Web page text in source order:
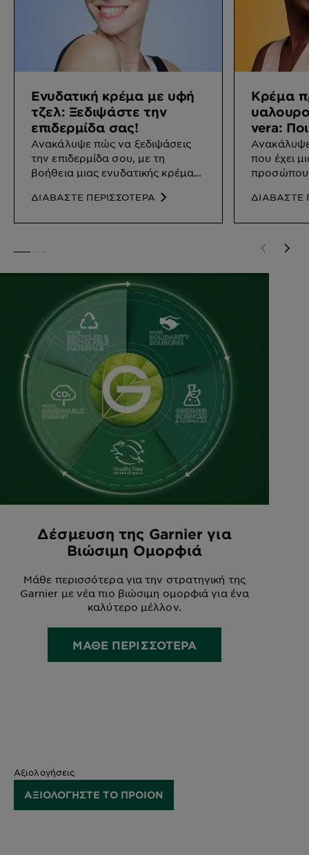
Ενυδατική κρέμα με υφή
τζελ: Ξεδιψάστε την
επιδερμίδα σας!
Ανακάλυψε πώς να ξεδιψάσεις
την επιδερμίδα σου, με τη
βοήθεια μιας ενυδατικής κρέμας
ΔΙΑΒΑΣΤΕ ΠΕΡΙΣΣΟΤΕΡΑ
Κρέμα
vera:
που έχει
προσώπου
ΔΙΑΒΑΣΤΕ
Δέσμευση της Garnier για
Βιώσιμη Ομορφιά
Μάθε περισσότερα για την στρατηγική της
Garnier με νέα πιο βιώσιμη ομορφιά για ένα
καλύτερο μέλλον.
ΜΑΘΕ ΠΕΡΙΣΣΟΤΕΡΑ
Αξιολογήσεις
ΑΞΙΟΛΟΓΗΣΤΕ ΤΟ ΠΡΟΙΟΝ